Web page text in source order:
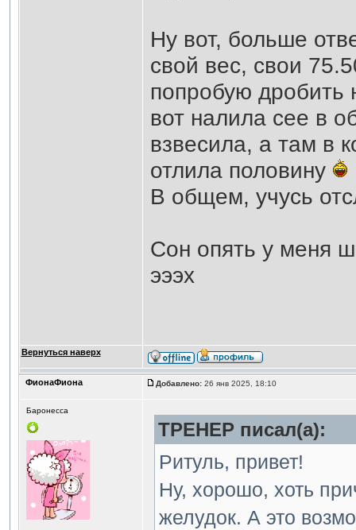
Ну вот, больше
свой вес, свои
попробую дробить
вот налила сее в
взвесила, а там в
отлила половину
В общем, учусь
Сон опять у меня
эээх
Вернуться наверх
ФионаФиона Добавлено:26 янв 2025, 18:10
Баронесса
ТРЕНЕР писал(а):
Ритуль, привет!
Ну, хорошо, хоть
желудок. А это